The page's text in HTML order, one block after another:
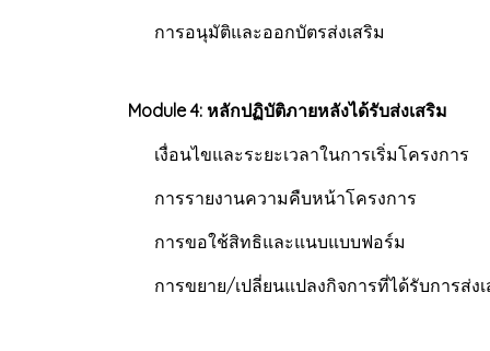
การอนุมัติและออกบัตรส่งเสริม
Module 4: หลักปฏิบัติภายหลังได้รับส่งเสริม
เงื่อนไขและระยะเวลาในการเริ่มโครงการ
การรายงานความคืบหน้าโครงการ
การขอใช้สิทธิและแนบแบบฟอร์ม
การขยาย/เปลี่ยนแปลงกิจการที่ได้รับการส่งเ